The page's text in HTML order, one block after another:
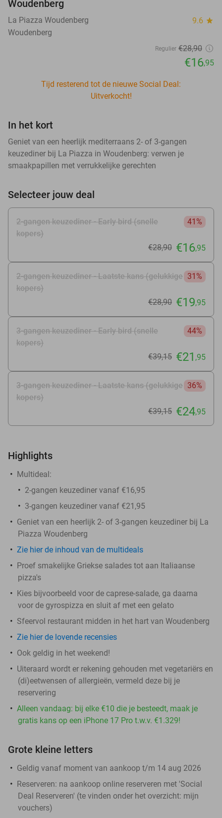
Woudenberg
La Piazza Woudenberg 9.6 star
Woudenberg
Regulier €28,90
€16,95
Tijd resterend tot de nieuwe Social Deal:
Uitverkocht!
In het kort
Geniet van een heerlijk mediterraans 2- of 3-gangen
keuzediner bij La Piazza in Woudenberg: verwen je
smaakpapillen met verrukkelijke gerechten
Selecteer jouw deal
2-gangen keuzediner - Early bird (snelle
kopers)
41%
€28,90 €16,95
2-gangen keuzediner - Laatste kans (gelukkige
kopers)
31%
€28,90 €19,95
3-gangen keuzediner - Early bird (snelle
kopers)
44%
€39,15 €21 ,95
3-gangen keuzediner - Laatste kans (gelukkige
kopers)
36%
€39,15 €24,95
Highlights
Multideal:
2-gangen keuzediner vanaf €16,95
3-gangen keuzediner vanaf €21,95
Geniet van een heerlijk 2- of 3-gangen keuzediner bij La
Piazza Woudenberg
Zie hier de inhoud van de multideals
Proef smakelijke Griekse salades tot aan Italiaanse
pizza's
Kies bijvoorbeeld voor de caprese-salade, ga daarna
voor de gyrospizza en sluit af met een gelato
Sfeervol restaurant midden in het hart van Woudenberg
Zie hier de lovende recensies
Ook geldig in het weekend!
Uiteraard wordt er rekening gehouden met vegetariërs en
(di)eetwensen of allergieën, vermeld deze bij je
reservering
Alleen vandaag: bij elke €10 die je besteedt, maak je
gratis kans op een iPhone 17 Pro t.w.v. €1.329!
Grote kleine letters
Geldig vanaf moment van aankoop t/m 14 aug 2026
Reserveren: na aankoop online reserveren met 'Social
Deal Reserveren' (te vinden onder het overzicht: mijn
vouchers)